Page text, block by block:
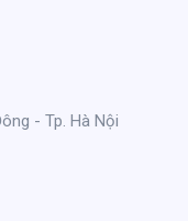
- Tp. Hà Nội